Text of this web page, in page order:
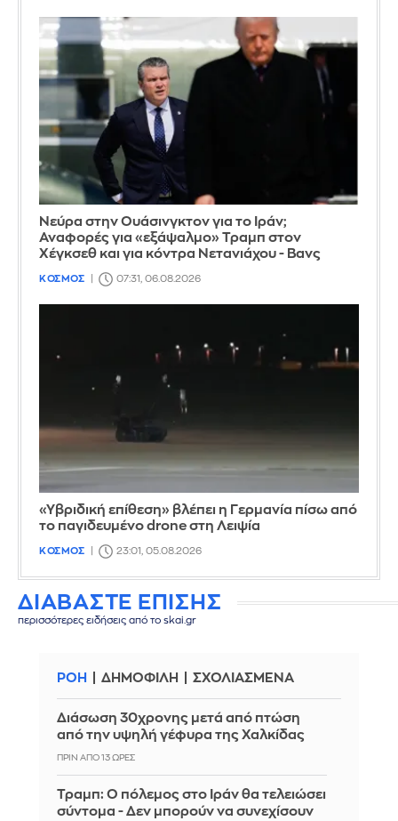
Νεύρα στην Ουάσινγκτον για το Ιράν;
Αναφορές για «εξάψαλμο» Τραμπ στον
Χέγκσεθ και για κόντρα Νετανιάχου - Βανς
ΚΟΣΜΟΣ 07:31, 06.08.2026
«Υβριδική επίθεση» βλέπει η Γερμανία πίσω από
το παγιδευμένο drone στη Λειψία
ΚΟΣΜΟΣ 23:01, 05.08.2026
ΔΙΑΒΑΣΤΕ ΕΠΙΣΗΣ
περισσότερες ειδήσεις από το skai.gr
ΡΟΗ ΔΗΜΟΦΙΛΗ ΣΧΟΛΙΑΣΜΕΝΑ
Διάσωση 30χρονης μετά από πτώση
από την υψηλή γέφυρα της Χαλκίδας
ΠΡΙΝ ΑΠΌ 13 ΏΡΕΣ
Τραμπ: Ο πόλεμος στο Ιράν θα τελειώσει
σύντομα - Δεν μπορούν να συνεχίσουν